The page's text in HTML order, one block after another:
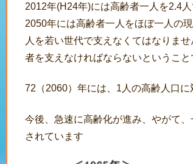
2012年(H24年)には高齢者一人を2.4
2050年には高齢者一人をほぼ一人の
人を若い世代で支えなくてはなりま
者を支えなければならないということ
72（2060）年には、1人の高齢人口
今後、急速に高齢化が進み、やがて
されています